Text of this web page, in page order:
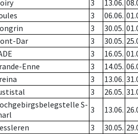
3 13.06.
3 06.06.
3 30.05.
Dar 3 30.05.
3 16.05.
Enne 3 14.05.
3 13.06.
3 26.05.
S- 3 13.06.
3 30.05.